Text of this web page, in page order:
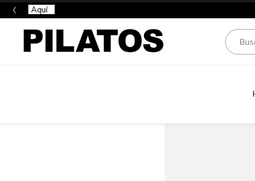
‹ 🎉
Buscar